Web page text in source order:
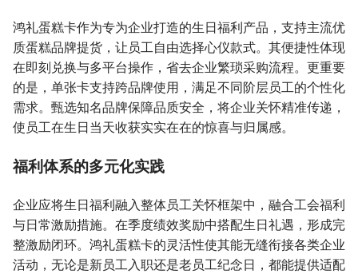
鸿礼蛋糕卡作为专为企业打造的生日福利产品，支持主流优
质蛋糕品牌提货，让员工自由选择心仪款式。其便捷性体现
在即刻兑换与多平台操作，省去企业繁琐采购流程。更重要
的是，单张卡支持跨品牌使用，满足不同阶层员工的个性化
需求。甄选知名品牌保障品质安全，将企业关怀精准传递，
使员工在生日当天收获实实在在的惊喜与归属感。
福利体系的多元化实践
企业应将生日福利融入整体员工关怀框架中，融合工会福利
与日常激励措施。在季度绩效奖励中搭配生日礼遇，形成完
整激励闭环。鸿礼蛋糕卡的灵活性使其能无缝衔接各类企业
活动，无论是新员工入职还是老员工纪念日，都能提供适配